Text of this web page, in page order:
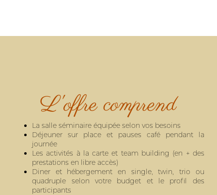
L'offre comprend
La salle séminaire équipée selon vos besoins
Déjeuner sur place et pauses café pendant la
journée
Les activités à la carte et team building (en + des
prestations en libre accès)
Diner et hébergement en single, twin, trio ou
quadruple selon votre budget et le profil des
participants